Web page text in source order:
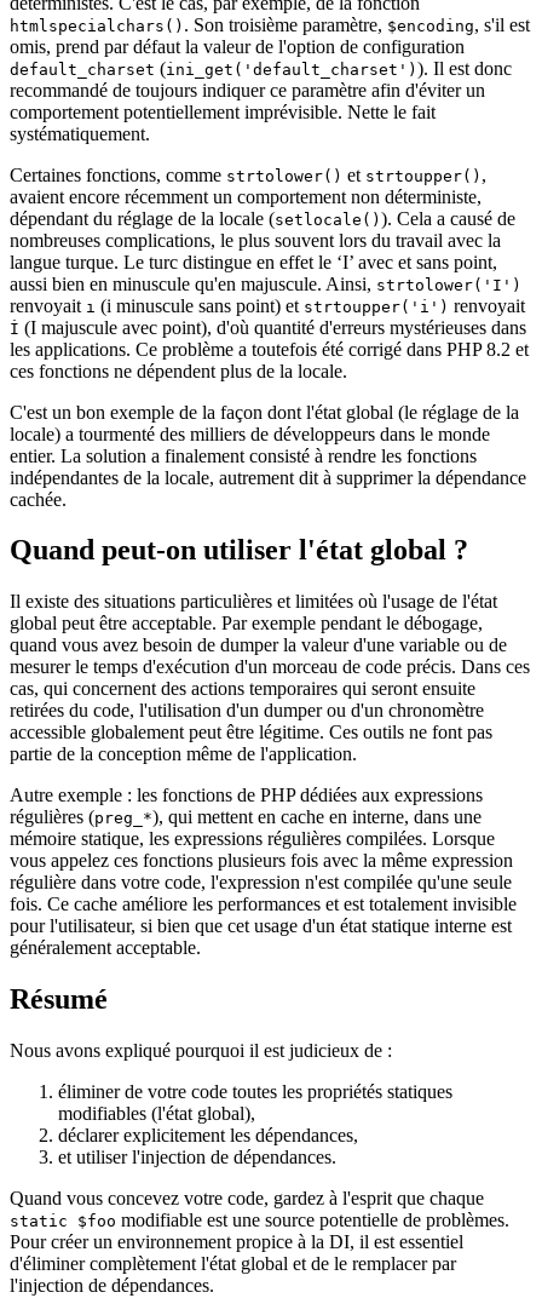
htmlspecialchars() . Son troisième paramètre, $encoding, s'il est
omis, prend par défaut la valeur de l'option de configuration
default_charset (ini_get('default_charset') ). Il est donc
recommandé de toujours indiquer ce paramètre afin d'éviter un
comportement potentiellement imprévisible. Nette le fait
systématiquement.
Certaines fonctions, comme strtolower() et strtoupper() ,
avaient encore récemment un comportement non déterministe,
dépendant du réglage de la locale (setlocale() ). Cela a causé de
nombreuses complications, le plus souvent lors du travail avec la
langue turque. Le turc distingue en effet le ‘I’ avec et sans point,
aussi bien en minuscule qu'en majuscule. Ainsi, strtolower('I')
renvoyait ı (i minuscule sans point) et strtoupper('i') renvoyait
İ (I majuscule avec point), d'où quantité d'erreurs mystérieuses dans
les applications. Ce problème a toutefois été corrigé dans PHP 8.2 et
ces fonctions ne dépendent plus de la locale.
C'est un bon exemple de la façon dont l'état global (le réglage de la
locale) a tourmenté des milliers de développeurs dans le monde
entier. La solution a finalement consisté à rendre les fonctions
indépendantes de la locale, autrement dit à supprimer la dépendance
cachée.
Quand peut-on utiliser l'état global ?
Il existe des situations particulières et limitées où l'usage de l'état
global peut être acceptable. Par exemple pendant le débogage,
quand vous avez besoin de dumper la valeur d'une variable ou de
mesurer le temps d'exécution d'un morceau de code précis. Dans ces
cas, qui concernent des actions temporaires qui seront ensuite
retirées du code, l'utilisation d'un dumper ou d'un chronomètre
accessible globalement peut être légitime. Ces outils ne font pas
partie de la conception même de l'application.
Autre exemple : les fonctions de PHP dédiées aux expressions
régulières (preg_*), qui mettent en cache en interne, dans une
mémoire statique, les expressions régulières compilées. Lorsque
vous appelez ces fonctions plusieurs fois avec la même expression
régulière dans votre code, l'expression n'est compilée qu'une seule
fois. Ce cache améliore les performances et est totalement invisible
pour l'utilisateur, si bien que cet usage d'un état statique interne est
généralement acceptable.
Résumé
Nous avons expliqué pourquoi il est judicieux de :
éliminer de votre code toutes les propriétés statiques
modifiables (l'état global),
déclarer explicitement les dépendances,
et utiliser l'injection de dépendances.
Quand vous concevez votre code, gardez à l'esprit que chaque
static $foo modifiable est une source potentielle de problèmes.
Pour créer un environnement propice à la DI, il est essentiel
d'éliminer complètement l'état global et de le remplacer par
l'injection de dépendances.